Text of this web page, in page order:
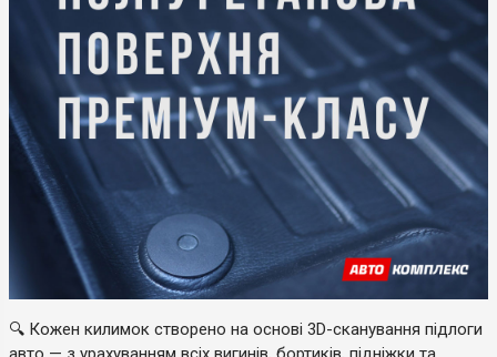
🔍 Кожен килимок створено на основі 3D-сканування підлоги